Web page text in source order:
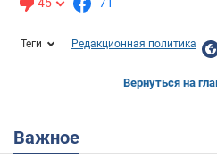
45 71
Теги Редакционная политика
Вернуться на
Важное